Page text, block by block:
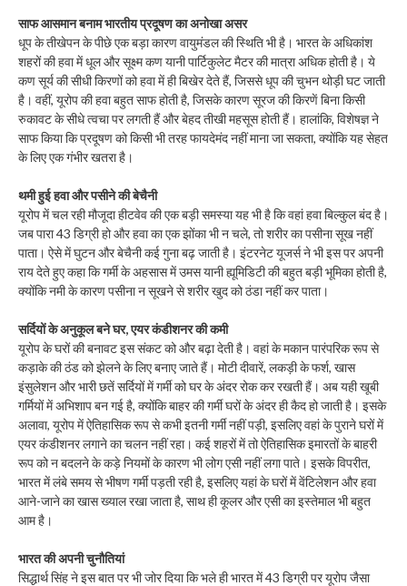
साफ आसमान बनाम भारतीय प्रदूषण का अनोखा असर
धूप के तीखेपन के पीछे एक बड़ा कारण वायुमंडल की स्थिति भी है। भारत के अधिकांश
शहरों की हवा में धूल और सूक्ष्म कण यानी पार्टिकुलेट मैटर की मात्रा अधिक होती है। ये
कण सूर्य की सीधी किरणों को हवा में ही बिखेर देते हैं, जिससे धूप की चुभन थोड़ी घट जाती
है। वहीं, यूरोप की हवा बहुत साफ होती है, जिसके कारण सूरज की किरणें बिना किसी
रुकावट के सीधे त्वचा पर लगती हैं और बेहद तीखी महसूस होती हैं। हालांकि, विशेषज्ञ ने
साफ किया कि प्रदूषण को किसी भी तरह फायदेमंद नहीं माना जा सकता, क्योंकि यह सेहत
के लिए एक गंभीर खतरा है।
थमी हुई हवा और पसीने की बेचैनी
यूरोप में चल रही मौजूदा हीटवेव की एक बड़ी समस्या यह भी है कि वहां हवा बिल्कुल बंद है।
जब पारा 43 डिग्री हो और हवा का एक झोंका भी न चले, तो शरीर का पसीना सूख नहीं
पाता। ऐसे में घुटन और बेचैनी कई गुना बढ़ जाती है। इंटरनेट यूजर्स ने भी इस पर अपनी
राय देते हुए कहा कि गर्मी के अहसास में उमस यानी ह्यूमिडिटी की बहुत बड़ी भूमिका होती है,
क्योंकि नमी के कारण पसीना न सूखने से शरीर खुद को ठंडा नहीं कर पाता।
सर्दियों के अनुकूल बने घर, एयर कंडीशनर की कमी
यूरोप के घरों की बनावट इस संकट को और बढ़ा देती है। वहां के मकान पारंपरिक रूप से
कड़ाके की ठंड को झेलने के लिए बनाए जाते हैं। मोटी दीवारें, लकड़ी के फर्श, खास
इंसुलेशन और भारी छतें सर्दियों में गर्मी को घर के अंदर रोक कर रखती हैं। अब यही खूबी
गर्मियों में अभिशाप बन गई है, क्योंकि बाहर की गर्मी घरों के अंदर ही कैद हो जाती है। इसके
अलावा, यूरोप में ऐतिहासिक रूप से कभी इतनी गर्मी नहीं पड़ी, इसलिए वहां के पुराने घरों में
एयर कंडीशनर लगाने का चलन नहीं रहा। कई शहरों में तो ऐतिहासिक इमारतों के बाहरी
रूप को न बदलने के कड़े नियमों के कारण भी लोग एसी नहीं लगा पाते। इसके विपरीत,
भारत में लंबे समय से भीषण गर्मी पड़ती रही है, इसलिए यहां के घरों में वेंटिलेशन और हवा
आने-जाने का खास ख्याल रखा जाता है, साथ ही कूलर और एसी का इस्तेमाल भी बहुत
आम है।
भारत की अपनी चुनौतियां
सिद्धार्थ सिंह ने इस बात पर भी जोर दिया कि भले ही भारत में 43 डिग्री पर यूरोप जैसा